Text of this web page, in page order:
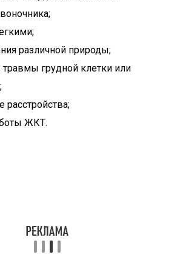
различной природы;
травмы грудной клетки или
расстройства;
ЖКТ.